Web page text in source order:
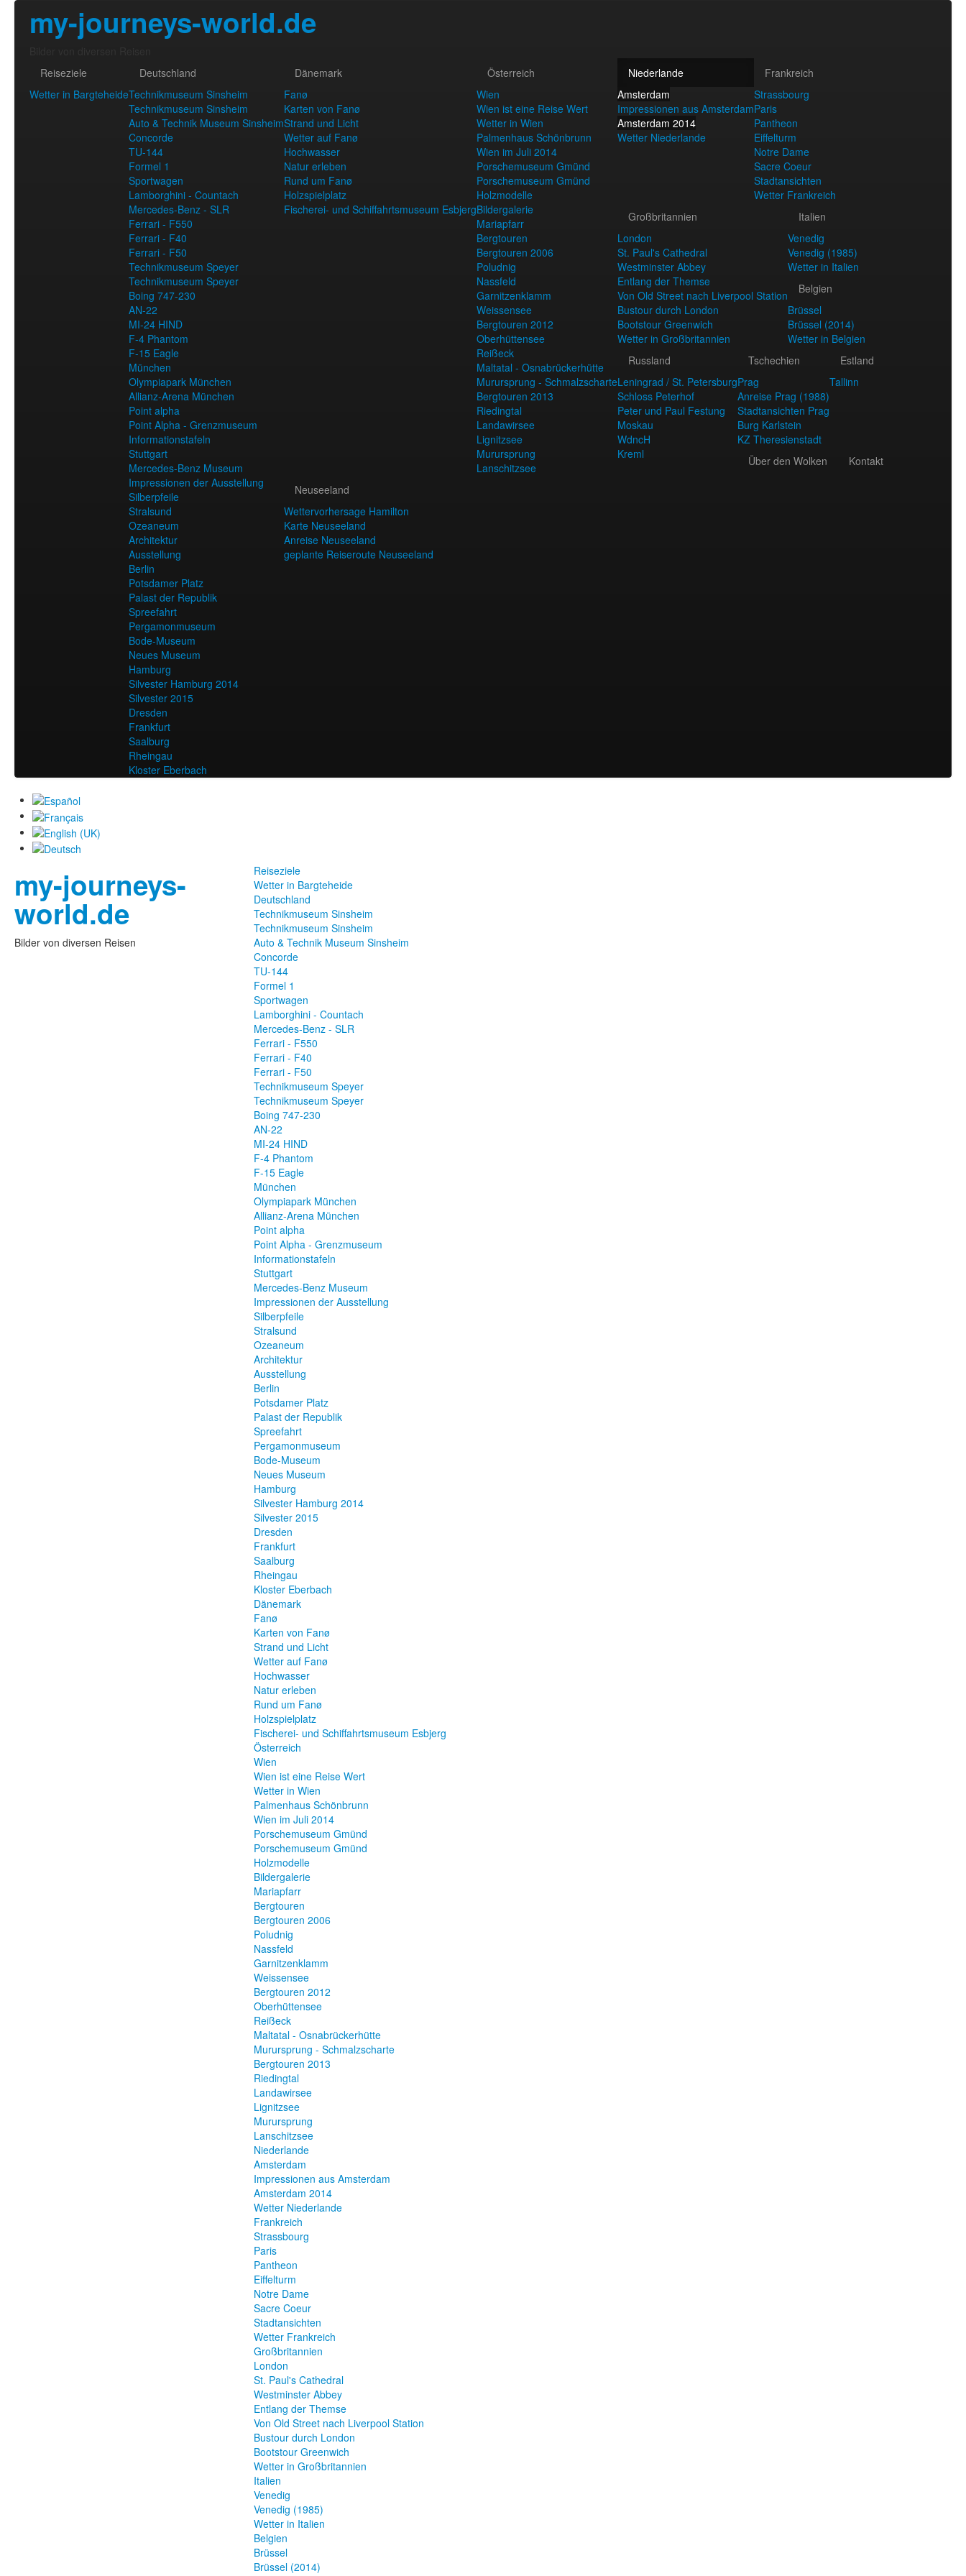
my-journeys-world.de
Reiseziele
Wetter in Bargteheide
Deutschland
Technikmuseum Sinsheim
Technikmuseum Sinsheim
Auto & Technik Museum Sinsheim
Concorde
TU-144
Formel 1
Sportwagen
Lamborghini - Countach
Mercedes-Benz - SLR
Ferrari - F550
Ferrari - F40
Ferrari - F50
Technikmuseum Speyer
Technikmuseum Speyer
Boing 747-230
AN-22
MI-24 HIND
F-4 Phantom
F-15 Eagle
München
Olympiapark München
Allianz-Arena München
Point alpha
Point Alpha - Grenzmuseum
Informationstafeln
Stuttgart
Mercedes-Benz Museum
Impressionen der Ausstellung
Silberpfeile
Stralsund
Ozeaneum
Architektur
Ausstellung
Berlin
Potsdamer Platz
Palast der Republik
Spreefahrt
Pergamonmuseum
Bode-Museum
Neues Museum
Hamburg
Silvester Hamburg 2014
Silvester 2015
Dresden
Frankfurt
Saalburg
Rheingau
Kloster Eberbach
Dänemark
Fanø
Karten von Fanø
Strand und Licht
Wetter auf Fanø
Hochwasser
Natur erleben
Rund um Fanø
Holzspielplatz
Fischerei- und Schiffahrtsmuseum Esbjerg
Österreich
Wien
Wien ist eine Reise Wert
Wetter in Wien
Palmenhaus Schönbrunn
Wien im Juli 2014
Porschemuseum Gmünd
Porschemuseum Gmünd
Holzmodelle
Bildergalerie
Mariapfarr
Bergtouren
Bergtouren 2006
Poludnig
Nassfeld
Garnitzenklamm
Weissensee
Bergtouren 2012
Oberhüttensee
Reißeck
Maltatal - Osnabrückerhütte
Murursprung - Schmalzscharte
Bergtouren 2013
Riedingtal
Landawirsee
Lignitzsee
Murursprung
Lanschitzsee
Niederlande
Amsterdam
Impressionen aus Amsterdam
Amsterdam 2014
Wetter Niederlande
Frankreich
Strassbourg
Paris
Pantheon
Eiffelturm
Notre Dame
Sacre Coeur
Stadtansichten
Wetter Frankreich
Großbritannien
London
St. Paul's Cathedral
Westminster Abbey
Entlang der Themse
Von Old Street nach Liverpool Station
Bustour durch London
Bootstour Greenwich
Wetter in Großbritannien
Italien
Venedig
Venedig (1985)
Wetter in Italien
Belgien
Brüssel
Brüssel (2014)
Wetter in Belgien
Russland
Leningrad / St. Petersburg
Schloss Peterhof
Peter und Paul Festung
Moskau
WdncH
Kreml
Tschechien
Prag
Anreise Prag (1988)
Stadtansichten Prag
Burg Karlstein
KZ Theresienstadt
Estland
Tallinn
Über den Wolken
Kontakt
Neuseeland
Wettervorhersage Hamilton
Karte Neuseeland
Anreise Neuseeland
geplante Reiseroute Neuseeland
my-journeys-
world.de
Bilder von diversen Reisen
Reiseziele
Wetter in Bargteheide
Deutschland
Technikmuseum Sinsheim
Technikmuseum Sinsheim
Auto & Technik Museum Sinsheim
Concorde
TU-144
Formel 1
Sportwagen
Lamborghini - Countach
Mercedes-Benz - SLR
Ferrari - F550
Ferrari - F40
Ferrari - F50
Technikmuseum Speyer
Technikmuseum Speyer
Boing 747-230
AN-22
MI-24 HIND
F-4 Phantom
F-15 Eagle
München
Olympiapark München
Allianz-Arena München
Point alpha
Point Alpha - Grenzmuseum
Informationstafeln
Stuttgart
Mercedes-Benz Museum
Impressionen der Ausstellung
Silberpfeile
Stralsund
Ozeaneum
Architektur
Ausstellung
Berlin
Potsdamer Platz
Palast der Republik
Spreefahrt
Pergamonmuseum
Bode-Museum
Neues Museum
Hamburg
Silvester Hamburg 2014
Silvester 2015
Dresden
Frankfurt
Saalburg
Rheingau
Kloster Eberbach
Dänemark
Fanø
Karten von Fanø
Strand und Licht
Wetter auf Fanø
Hochwasser
Natur erleben
Rund um Fanø
Holzspielplatz
Fischerei- und Schiffahrtsmuseum Esbjerg
Österreich
Wien
Wien ist eine Reise Wert
Wetter in Wien
Palmenhaus Schönbrunn
Wien im Juli 2014
Porschemuseum Gmünd
Porschemuseum Gmünd
Holzmodelle
Bildergalerie
Mariapfarr
Bergtouren
Bergtouren 2006
Poludnig
Nassfeld
Garnitzenklamm
Weissensee
Bergtouren 2012
Oberhüttensee
Reißeck
Maltatal - Osnabrückerhütte
Murursprung - Schmalzscharte
Bergtouren 2013
Riedingtal
Landawirsee
Lignitzsee
Murursprung
Lanschitzsee
Niederlande
Amsterdam
Impressionen aus Amsterdam
Amsterdam 2014
Wetter Niederlande
Frankreich
Strassbourg
Paris
Pantheon
Eiffelturm
Notre Dame
Sacre Coeur
Stadtansichten
Wetter Frankreich
Großbritannien
London
St. Paul's Cathedral
Westminster Abbey
Entlang der Themse
Von Old Street nach Liverpool Station
Bustour durch London
Bootstour Greenwich
Wetter in Großbritannien
Italien
Venedig
Venedig (1985)
Wetter in Italien
Belgien
Brüssel
Brüssel (2014)